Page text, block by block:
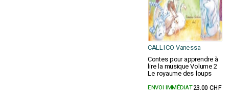
CALLICO Vanessa
Contes pour apprendre à
lire la musique Volume 2
Le royaume des loups
ENVOI IMMÉDIAT23.00 CHF